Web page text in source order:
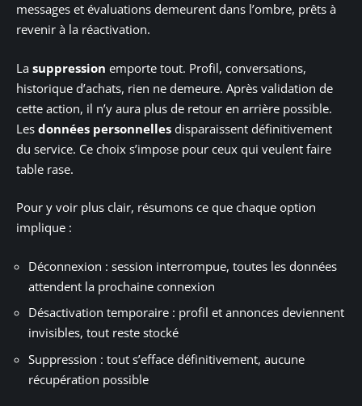
messages et évaluations demeurent dans l’ombre, prêts à
revenir à la réactivation.
La suppression emporte tout. Profil, conversations,
historique d’achats, rien ne demeure. Après validation de
cette action, il n’y aura plus de retour en arrière possible.
Les données personnelles disparaissent définitivement
du service. Ce choix s’impose pour ceux qui veulent faire
table rase.
Pour y voir plus clair, résumons ce que chaque option
implique :
Déconnexion : session interrompue, toutes les données
attendent la prochaine connexion
Désactivation temporaire : profil et annonces deviennent
invisibles, tout reste stocké
Suppression : tout s’efface définitivement, aucune
récupération possible